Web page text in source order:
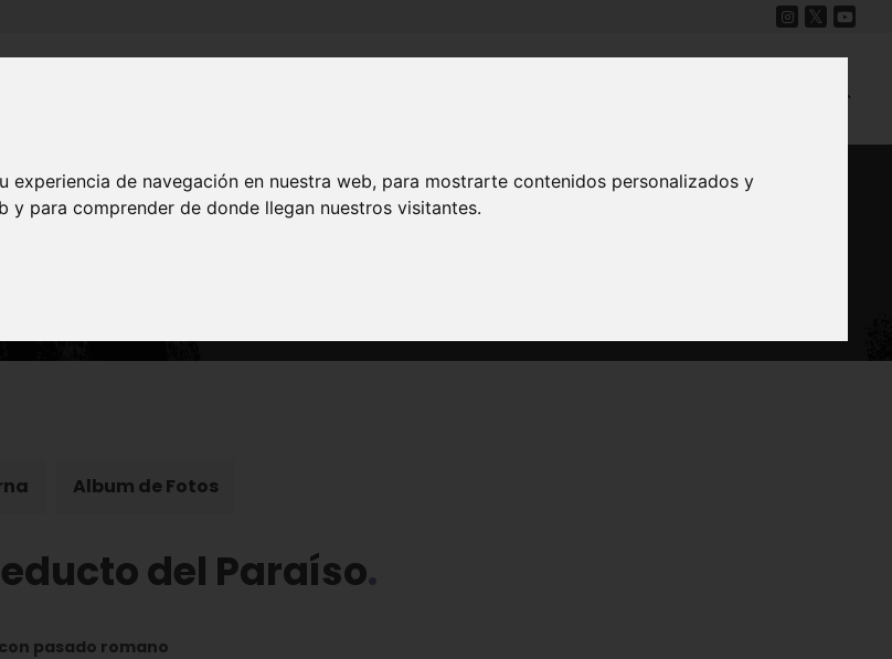
de navegación en nuestra web, para mostrarte contenidos personalizados y
y para comprender de donde llegan nuestros visitantes.
PATRIMONIO
Album de Fotos
del Paraíso
pasado romano